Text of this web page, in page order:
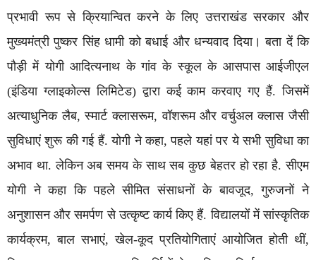
प्रभावी रूप से क्रियान्वित करने के लिए उत्तराखंड सरकार और
मुख्यमंत्री पुष्कर सिंह धामी को बधाई और धन्यवाद दिया। बता दें कि
पौड़ी में योगी आदित्यनाथ के गांव के स्कूल के आसपास आईजीएल
(इंडिया ग्लाइकोल्स लिमिटेड) द्वारा कई काम करवाए गए हैं. जिसमें
अत्याधुनिक लैब, स्मार्ट क्लासरूम, वॉशरूम और वर्चुअल क्लास जैसी
सुविधाएं शुरू की गई हैं. योगी ने कहा, पहले यहां पर ये सभी सुविधा का
अभाव था. लेकिन अब समय के साथ सब कुछ बेहतर हो रहा है. सीएम
योगी ने कहा कि पहले सीमित संसाधनों के बावजूद, गुरुजनों ने
अनुशासन और समर्पण से उत्कृष्ट कार्य किए हैं. विद्यालयों में सांस्कृतिक
कार्यक्रम, बाल सभाएं, खेल-कूद प्रतियोगिताएं आयोजित होती थीं,